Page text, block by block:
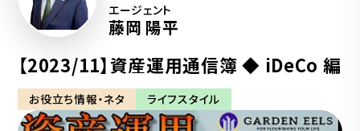
エージェント
藤岡 陽平
【2023/11】資産運用通信簿 ◆ iDeCo 編
お役立ち情報・ネタ ライフスタイル